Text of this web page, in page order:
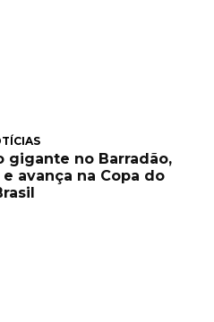
gigante no Barradão,
avança na Copa do